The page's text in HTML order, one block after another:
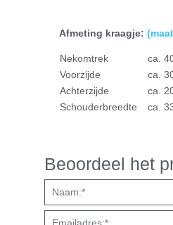
Afmeting kraagje: (
Nekomtrek
ca.
Voorzijde
ca.
Achterzijde
ca.
Schouderbreedte
ca.
Beoordeel het